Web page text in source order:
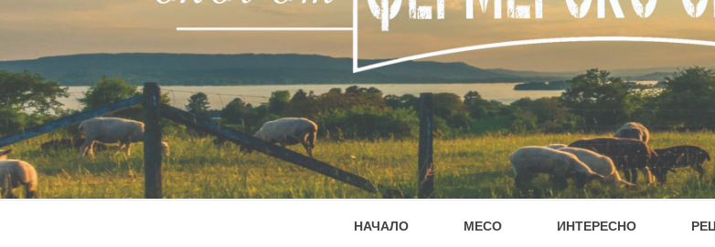
НАЧАЛО МЕСО ИНТЕРЕСНО